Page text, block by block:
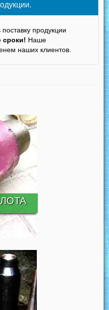
продукции
сроки! Наше
наших клиентов.